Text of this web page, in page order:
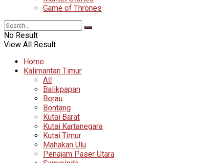
Game of Thrones
No Result
View All Result
Home
Kalimantan Timur
All
Balikpapan
Berau
Bontang
Kutai Barat
Kutai Kartanegara
Kutai Timur
Mahakan Ulu
Penajam Paser Utara